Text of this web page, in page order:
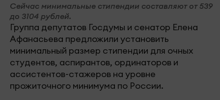
Сейчас минимальные стипендии составляют от 539
до 3104 рублей.
Группа депутатов Госдумы и сенатор Елена
Афанасьева предложили установить
минимальный размер стипендии для очных
студентов, аспирантов, ординаторов и
ассистентов-стажеров на уровне
прожиточного минимума по России.